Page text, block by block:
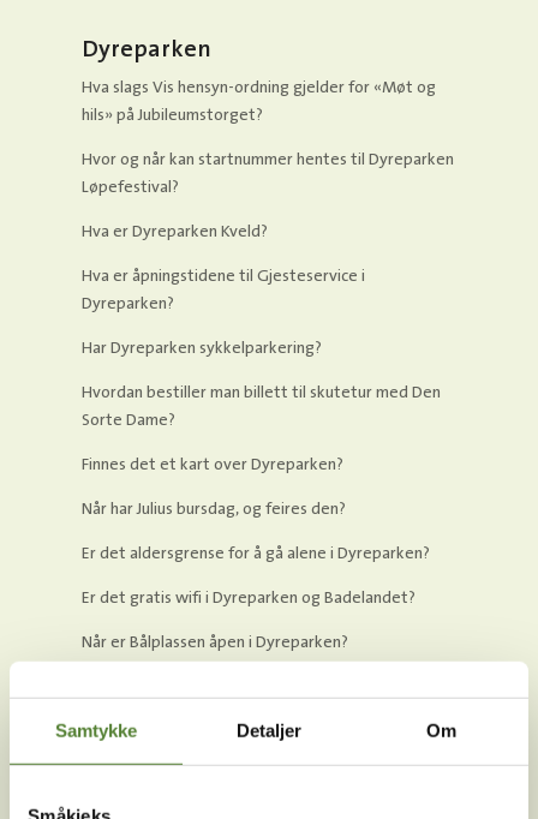
Samtykke Detaljer Om
Dyreparken
Hva slags Vis hensyn-ordning gjelder for «Møt og
hils» på Jubileumstorget?
Hvor og når kan startnummer hentes til Dyreparken
Løpefestival?
Hva er Dyreparken Kveld?
Hva er åpningstidene til Gjesteservice i
Dyreparken?
Har Dyreparken sykkelparkering?
Hvordan bestiller man billett til skutetur med Den
Sorte Dame?
Finnes det et kart over Dyreparken?
Når har Julius bursdag, og feires den?
Er det aldersgrense for å gå alene i Dyreparken?
Er det gratis wifi i Dyreparken og Badelandet?
Når er Bålplassen åpen i Dyreparken?
Hva er Skumle dager i Dyreparken, og når er det?